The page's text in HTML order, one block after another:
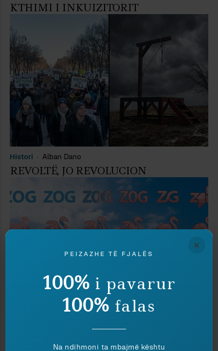
KTHIMI I INKUIZITORIT
Histori Alban Dano
REVOLTË, JO REVOLUCION
×
PEIZAZHE TË FJALËS
100% i pavarur
100% falas
Na ndihmoni ta mbajmë kështu